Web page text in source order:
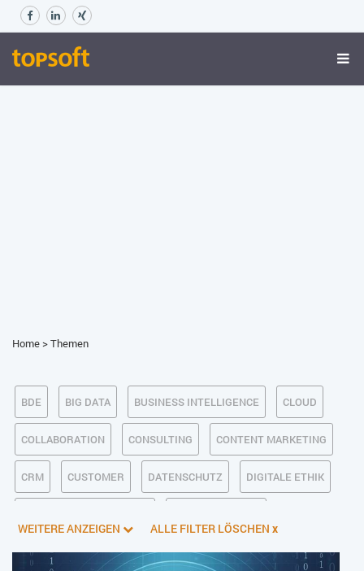
Home>Themen
BDE BIG DATA BUSINESS INTELLIGENCE CLOUD
COLLABORATION CONSULTING CONTENT MARKETING
CRM CUSTOMER DATENSCHUTZ DIGITALE ETHIK
E-BUSINESS ECM/DMS E-COMMERCE EINKAUF
WEITERE ANZEIGEN ALLE FILTER LÖSCHEN x